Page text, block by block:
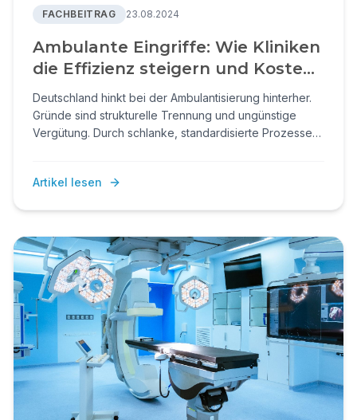
FACHBEITRAG 23.08.2024
Ambulante Eingriffe: Wie Kliniken
die Effizienz steigern und Kosten
senken können
Deutschland hinkt bei der Ambulantisierung hinterher.
Gründe sind strukturelle Trennung und ungünstige
Vergütung. Durch schlanke, standardisierte Prozesse
zukunftssicher arbeiten.
Artikel lesen